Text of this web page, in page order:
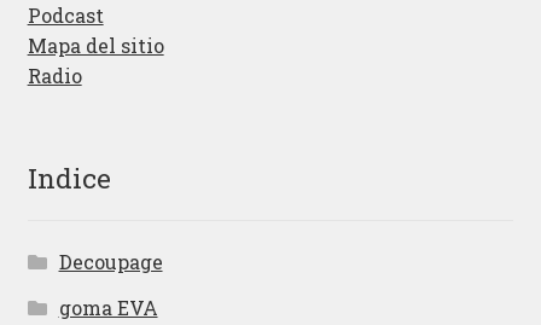
Podcast
Mapa del sitio
Radio
Indice
Decoupage
goma EVA